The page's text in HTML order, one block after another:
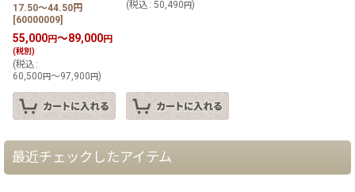
17.50〜44.50円
[60000009]
55,000円～89,000円
(税別)
(税込 :
60,500 円～97,900 円)
(税込 : 50,490 円)
最近チェックしたアイテム